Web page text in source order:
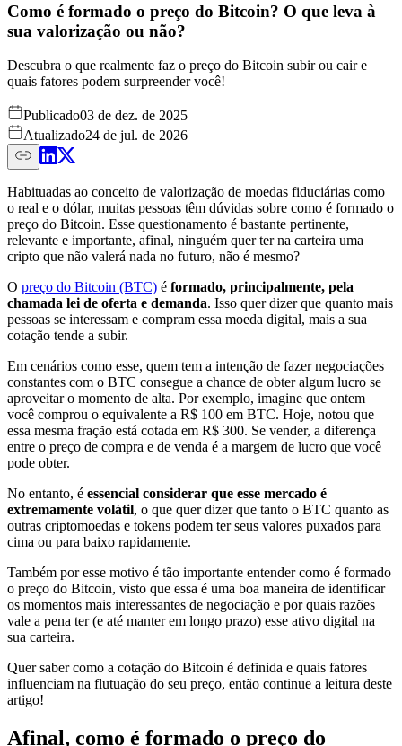
Como é formado o preço do Bitcoin? O que leva à
sua valorização ou não?
Descubra o que realmente faz o preço do Bitcoin subir ou cair e
quais fatores podem surpreender você!
Publicado03 de dez. de 2025
Atualizado24 de jul. de 2026
Habituadas ao conceito de valorização de moedas fiduciárias como
o real e o dólar, muitas pessoas têm dúvidas sobre como é formado o
preço do Bitcoin. Esse questionamento é bastante pertinente,
relevante e importante, afinal, ninguém quer ter na carteira uma
cripto que não valerá nada no futuro, não é mesmo?
O preço do Bitcoin (BTC) é formado, principalmente, pela
chamada lei de oferta e demanda. Isso quer dizer que quanto mais
pessoas se interessam e compram essa moeda digital, mais a sua
cotação tende a subir.
Em cenários como esse, quem tem a intenção de fazer negociações
constantes com o BTC consegue a chance de obter algum lucro se
aproveitar o momento de alta. Por exemplo, imagine que ontem
você comprou o equivalente a R$ 100 em BTC. Hoje, notou que
essa mesma fração está cotada em R$ 300. Se vender, a diferença
entre o preço de compra e de venda é a margem de lucro que você
pode obter.
No entanto, é essencial considerar que esse mercado é
extremamente volátil, o que quer dizer que tanto o BTC quanto as
outras criptomoedas e tokens podem ter seus valores puxados para
cima ou para baixo rapidamente.
Também por esse motivo é tão importante entender como é formado
o preço do Bitcoin, visto que essa é uma boa maneira de identificar
os momentos mais interessantes de negociação e por quais razões
vale a pena ter (e até manter em longo prazo) esse ativo digital na
sua carteira.
Quer saber como a cotação do Bitcoin é definida e quais fatores
influenciam na flutuação do seu preço, então continue a leitura deste
artigo!
Afinal, como é formado o preço do